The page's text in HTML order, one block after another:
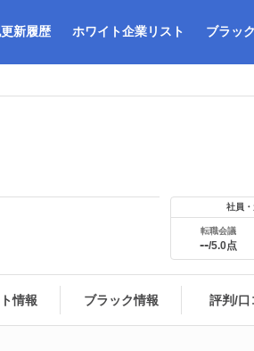
新履歴 ホワイト企業リスト ブラッ
社員
転職会議
--/5.0点
情報 ブラック情報 評判/口